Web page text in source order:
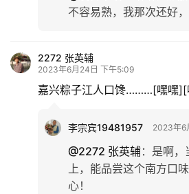
多
不容易熟，我那次还好，
2272 张英辅
2023年6月24日 下午5:09
嘉兴粽子江人口馋………[嘿嘿][
李宗宾19481957 2023年6
@2272 张英辅： 是啊，
上，能品尝这个南方口
心！